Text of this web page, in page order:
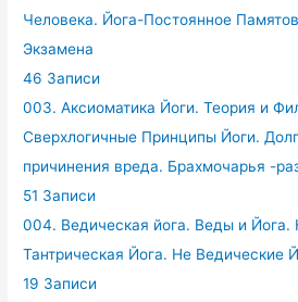
Человека. Йога-Постоянное
Экзамена
46 Записи
003. Аксиоматика Йоги. Теория и
Сверхлогичные Принципы Йоги.
причинения вреда. Брахмочарья -
51 Записи
004. Ведическая йога. Веды и Йога.
Тантрическая Йога. Не Ведические
19 Записи